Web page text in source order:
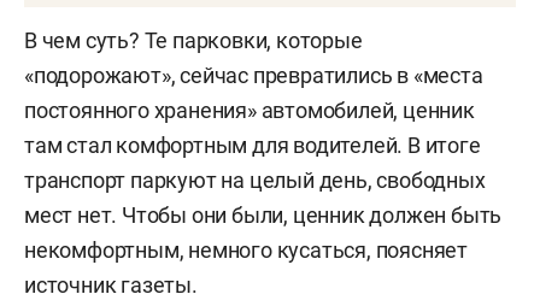
В чем суть? Те парковки, которые
«подорожают», сейчас превратились в «места
постоянного хранения» автомобилей, ценник
там стал комфортным для водителей. В итоге
транспорт паркуют на целый день, свободных
мест нет. Чтобы они были, ценник должен быть
некомфортным, немного кусаться, поясняет
источник газеты.